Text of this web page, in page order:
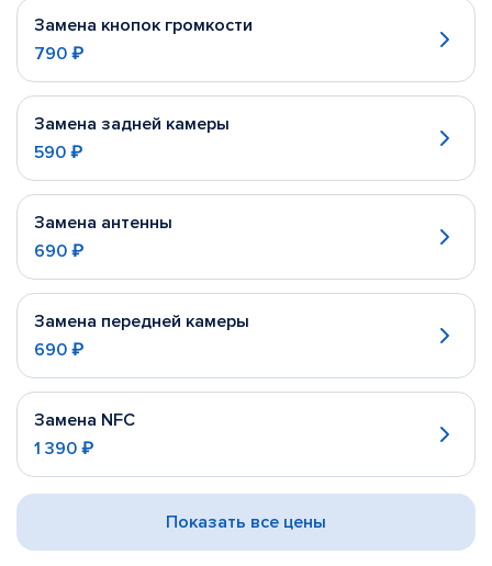
Замена кнопок громкости
790 ₽
Замена задней камеры
590 ₽
Замена антенны
690 ₽
Замена передней камеры
690 ₽
Замена NFC
1 390 ₽
Показать все цены